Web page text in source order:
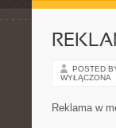
POSTED
WYŁĄCZONA
Reklama w